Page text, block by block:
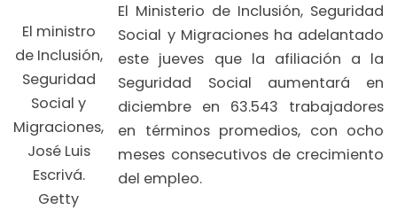
El ministro
de Inclusión,
Seguridad
Social y
Migraciones,
José Luis
Escrivá.
Getty
El Ministerio de Inclusión, Seguridad
Social y Migraciones ha adelantado
este jueves que la afiliación a la
Seguridad Social aumentará en
diciembre en 63.543 trabajadores
en términos promedios, con ocho
meses consecutivos de crecimiento
del empleo.